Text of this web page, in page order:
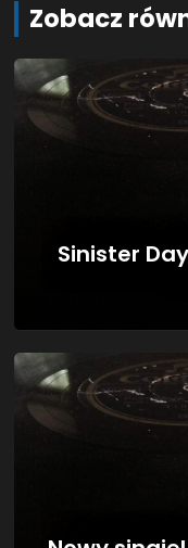
Zobacz
Sinister